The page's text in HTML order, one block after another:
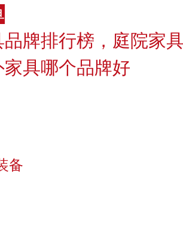
品牌排行榜，庭院家
具哪个品牌好
备